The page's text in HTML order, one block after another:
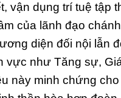
vận dụng trí tuệ tập
của lãnh đạo chánh
diện đối nội lẫn
vực như Tăng sự,
này minh chứng cho